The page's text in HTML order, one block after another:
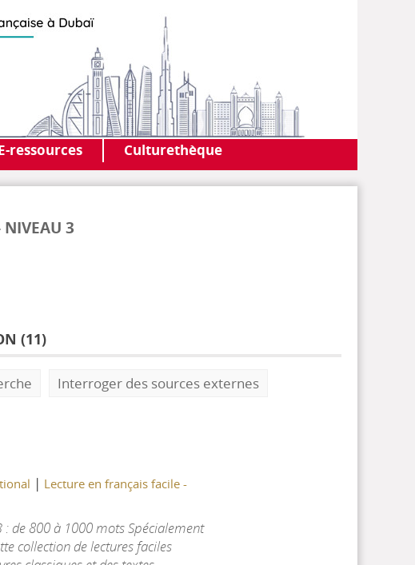
AF DUBAI
MEDIATHÈQUE
ressources Culturethèque
NIVEAU 3
(11)
Interroger des sources externes
| Lecture en français facile -
: de 800 à 1000 mots Spécialement
collection de lectures faciles